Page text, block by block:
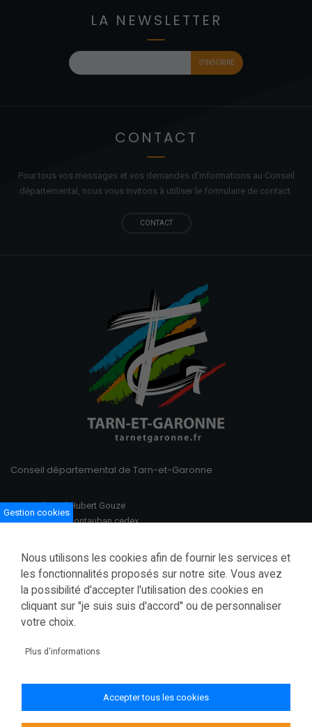
LA NEWSLETTER
CONTACT
Pour tous vos messages et vos demandes d'informations au Conseil
départemental, nous vous invitons à utiliser le formulaire de contact.
CONTACT
Conseil départemental de Tarn-et-Garonne
100 Boulevard Hubert Gouze
BP 783 82013 Montauban cedex
Tél.: 05 63 91 82 00
Fax.: 05 63 03 28 52
courrier@tarnetgaronne.fr
Politique de confidentialité
Gestion cookies
Nous utilisons les cookies afin de fournir les services et
les fonctionnalités proposés sur notre site. Vous avez
la possibilité d'accepter l'utilisation des cookies en
cliquant sur "je suis suis d'accord" ou de personnaliser
votre choix.
Plus d'informations
Accepter tous les cookies